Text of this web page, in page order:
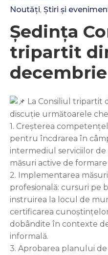
Noutăți‚ Știri și
Ședința
tripartit
La Consiliul tripartit
discuție următoarele
1. Creșterea
pentru încdrarea în
intermediul serviciilor de
măsuri active de
2. Implementarea
profesională: cursuri pe
instruirea la locul de
certificarea
dobândite în contexte
informală.
3. Aprobarea planului